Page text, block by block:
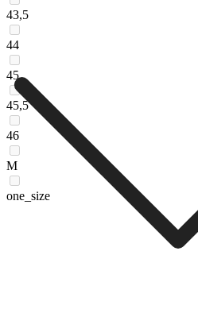
43,5
44
45
45,5
46
M
one_size